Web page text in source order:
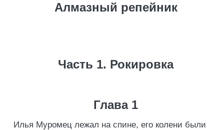
Алмазный репейник
Часть 1. Рокировка
Глава 1
Илья Муромец лежал на спине, его колени были